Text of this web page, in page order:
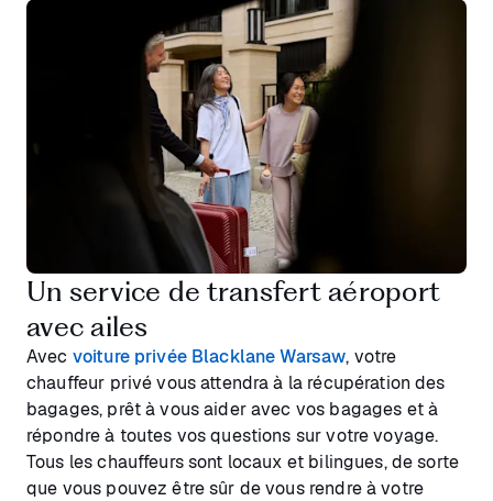
Un service de transfert aéroport
avec ailes
Avec voiture privée Blacklane Warsaw, votre
chauffeur privé vous attendra à la récupération des
bagages, prêt à vous aider avec vos bagages et à
répondre à toutes vos questions sur votre voyage.
Tous les chauffeurs sont locaux et bilingues, de sorte
que vous pouvez être sûr de vous rendre à votre